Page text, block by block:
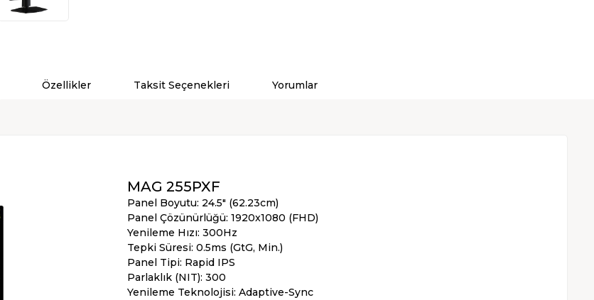
Özellikler Taksit Seçenekleri Yorumlar
MAG 255PXF
Panel Boyutu: 24.5" (62.23cm)
Panel Çözünürlüğü: 1920x1080 (FHD)
Yenileme Hızı: 300Hz
Tepki Süresi: 0.5ms (GtG, Min.)
Panel Tipi: Rapid IPS
Parlaklık (NIT): 300
Yenileme Teknolojisi: Adaptive-Sync